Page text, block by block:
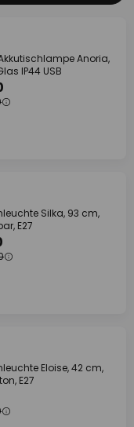
Anoria,
IP44 USB
Silka, 93 cm,
E27
Eloise, 42 cm,
E27